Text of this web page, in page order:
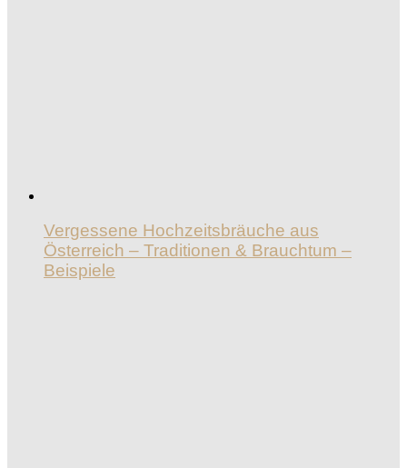
Vergessene Hochzeitsbräuche aus
Österreich – Traditionen & Brauchtum –
Beispiele